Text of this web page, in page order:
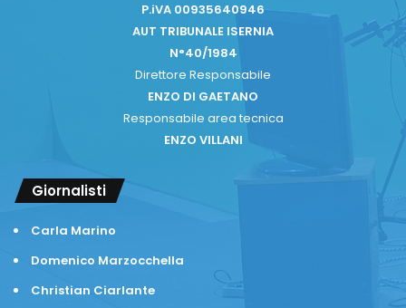
P.iVA 00935640946
AUT TRIBUNALE ISERNIA
N°40/1984
Direttore Responsabile
ENZO DI GAETANO
Responsabile area tecnica
ENZO VILLANI
Giornalisti
Carla Marino
Domenico Marzocchella
Christian Ciarlante